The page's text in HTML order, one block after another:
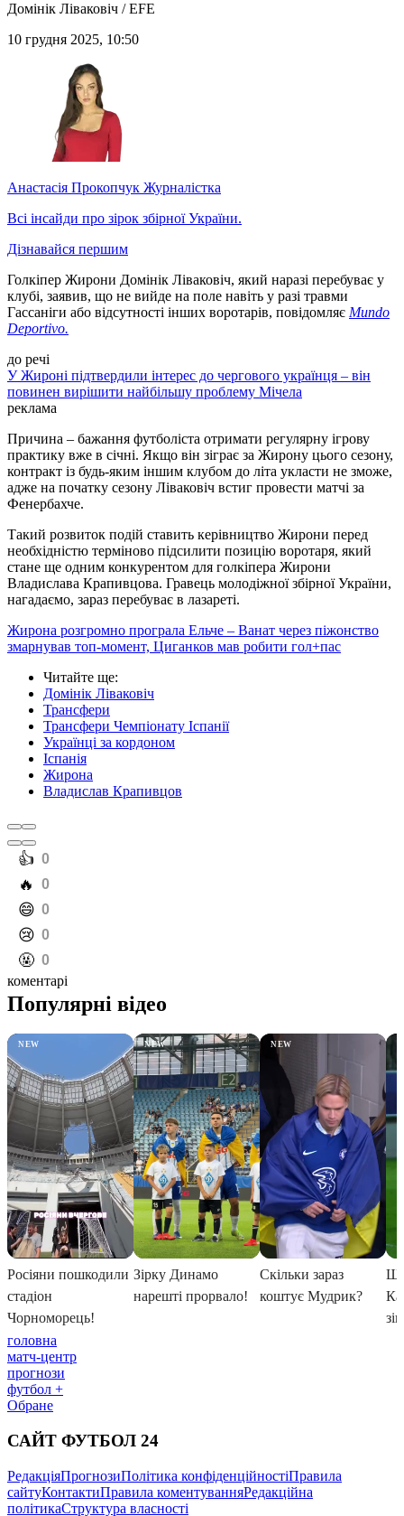
Домінік Ліваковіч / EFE
10 грудня 2025, 10:50
Анастасія Прокопчук Журналістка
Всі інсайди про зірок збірної України.
Дізнавайся першим
Голкіпер Жирони Домінік Ліваковіч, який наразі перебуває у
клубі, заявив, що не вийде на поле навіть у разі травми
Гассаніги або відсутності інших воротарів, повідомляє Mundo
Deportivo.
до речі
У Жироні підтвердили інтерес до чергового українця – він
повинен вирішити найбільшу проблему Мічела
реклама
Причина – бажання футболіста отримати регулярну ігрову
практику вже в січні. Якщо він зіграє за Жирону цього сезону,
контракт із будь-яким іншим клубом до літа укласти не зможе,
адже на початку сезону Ліваковіч встиг провести матчі за
Фенербахче.
Такий розвиток подій ставить керівництво Жирони перед
необхідністю терміново підсилити позицію воротаря, який
стане ще одним конкурентом для голкіпера Жирони
Владислава Крапивцова. Гравець молодіжної збірної України,
нагадаємо, зараз перебуває в лазареті.
Жирона розгромно програла Ельче – Ванат через піжонство
змарнував топ-момент, Циганков мав робити гол+пас
Читайте ще:
Домінік Ліваковіч
Трансфери
Трансфери Чемпіонату Іспанії
Українці за кордоном
Іспанія
Жирона
Владислав Крапивцов
️👍 0
️🔥 0
️😄 0
️😢 0
️🤬 0
коментарі
головна
матч-центр
прогнози
футбол +
Обране
САЙТ ФУТБОЛ 24
РедакціяПрогнозиПолітика конфіденційностіПравила
сайтуКонтактиПравила коментуванняРедакційна
політикаСтруктура власності